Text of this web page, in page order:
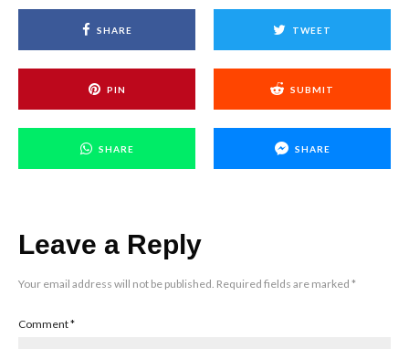
SHARE TWEET
PIN SUBMIT
SHARE SHARE
Leave a Reply
Your email address will not be published. Required fields are marked *
Comment*